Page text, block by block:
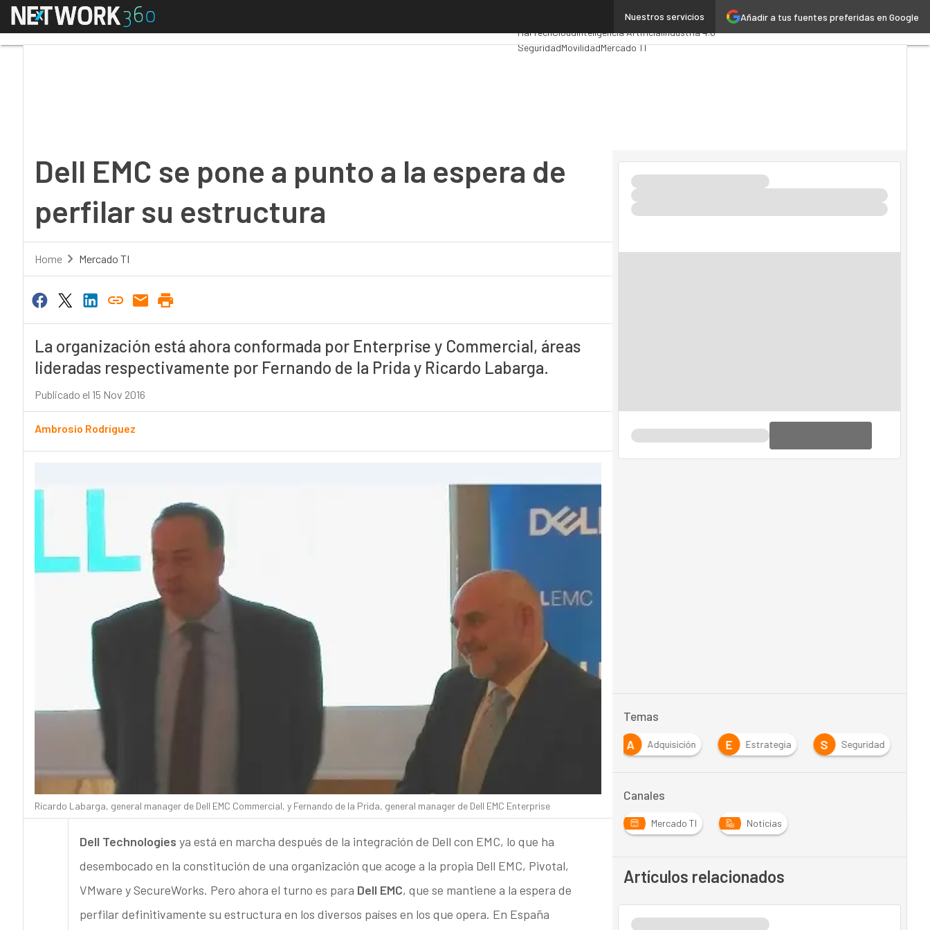
Añadir a tus fuentes preferidas en Google
Nuestros servicios
Menú AnalyticsAdministración Pública
MarTechCloudInteligencia ArtificialIndustria 4.0
SeguridadMovilidadMercado TI
Dell EMC se pone a punto a la espera de
perfilar su estructura
Home Mercado TI
La organización está ahora conformada por Enterprise y Commercial, áreas
lideradas respectivamente por Fernando de la Prida y Ricardo Labarga.
Publicado el 15 Nov 2016
Ambrosio Rodríguez
Ricardo Labarga, general manager de Dell EMC Commercial, y Fernando de la Prida, general manager de Dell EMC Enterprise
Dell Technologies ya está en marcha después de la integración de Dell con EMC, lo que ha
desembocado en la constitución de una organización que acoge a la propia Dell EMC, Pivotal,
VMware y SecureWorks. Pero ahora el turno es para Dell EMC, que se mantiene a la espera de
perfilar definitivamente su estructura en los diversos países en los que opera. En España
Temas
A
Adquisición E Estrategia S Seguridad
Canales
Mercado TI Noticias
Artículos relacionados